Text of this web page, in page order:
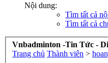
Nội dung:
Tìm tất cả
Tìm tất cả
Vnbadminton -Tin Tức -
Trang chủ Thành viên >